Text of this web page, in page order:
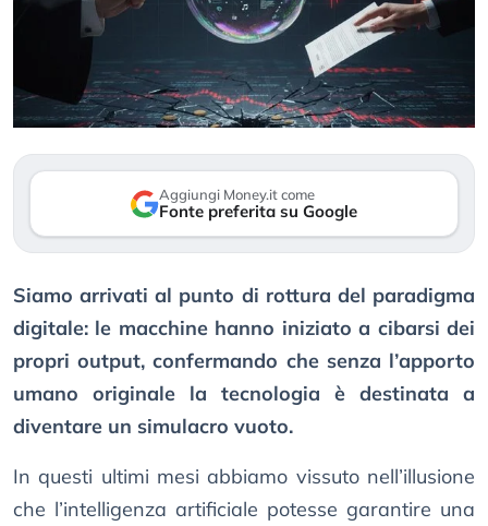
Aggiungi Money.it come
Fonte preferita su Google
Siamo arrivati al punto di rottura del paradigma
digitale: le macchine hanno iniziato a cibarsi dei
propri output, confermando che senza l’apporto
umano originale la tecnologia è destinata a
diventare un simulacro vuoto.
In questi ultimi mesi abbiamo vissuto nell’illusione
che l’intelligenza artificiale potesse garantire una